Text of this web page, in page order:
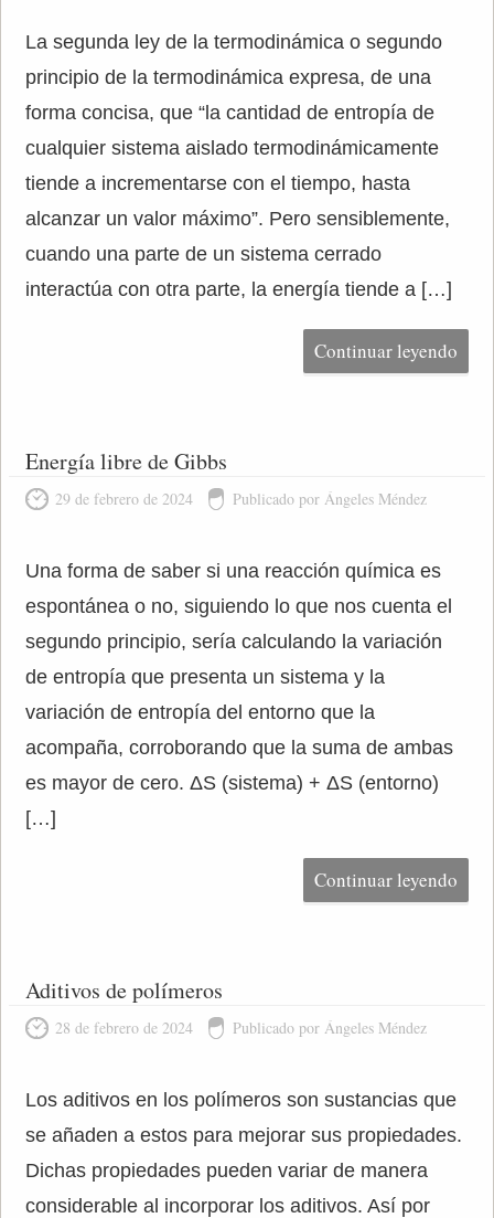
La segunda ley de la termodinámica o segundo
principio de la termodinámica expresa, de una
forma concisa, que “la cantidad de entropía de
cualquier sistema aislado termodinámicamente
tiende a incrementarse con el tiempo, hasta
alcanzar un valor máximo”. Pero sensiblemente,
cuando una parte de un sistema cerrado
interactúa con otra parte, la energía tiende a […]
Continuar leyendo
Energía libre de Gibbs
29 de febrero de 2024 Publicado por Ángeles Méndez
Una forma de saber si una reacción química es
espontánea o no, siguiendo lo que nos cuenta el
segundo principio, sería calculando la variación
de entropía que presenta un sistema y la
variación de entropía del entorno que la
acompaña, corroborando que la suma de ambas
es mayor de cero. ΔS (sistema) + ΔS (entorno)
[…]
Continuar leyendo
Aditivos de polímeros
28 de febrero de 2024 Publicado por Ángeles Méndez
Los aditivos en los polímeros son sustancias que
se añaden a estos para mejorar sus propiedades.
Dichas propiedades pueden variar de manera
considerable al incorporar los aditivos. Así por